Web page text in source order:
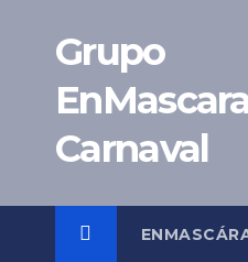
contenido
Grupo
Carnaval